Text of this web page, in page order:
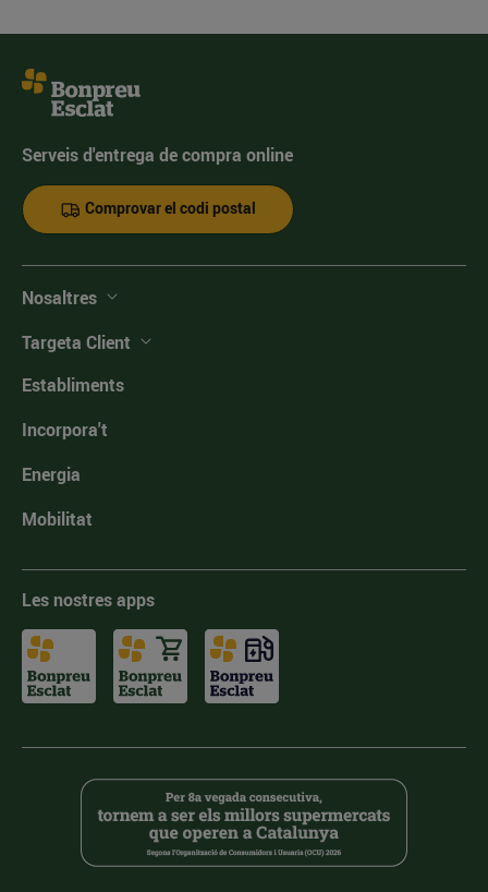
Serveis d'entrega de compra online
Comprovar el codi postal
Nosaltres
Targeta Client
Establiments
Incorpora't
Energia
Mobilitat
Les nostres apps